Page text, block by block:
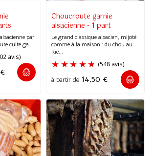
par
cuite ga...
(102 avis)
€
Choucroute garnie
alsacienne - 1 part
Le grand classique alsacien, mijoté
comme à la maison : du chou au
Rie...
(548
à partir de 14,50 €